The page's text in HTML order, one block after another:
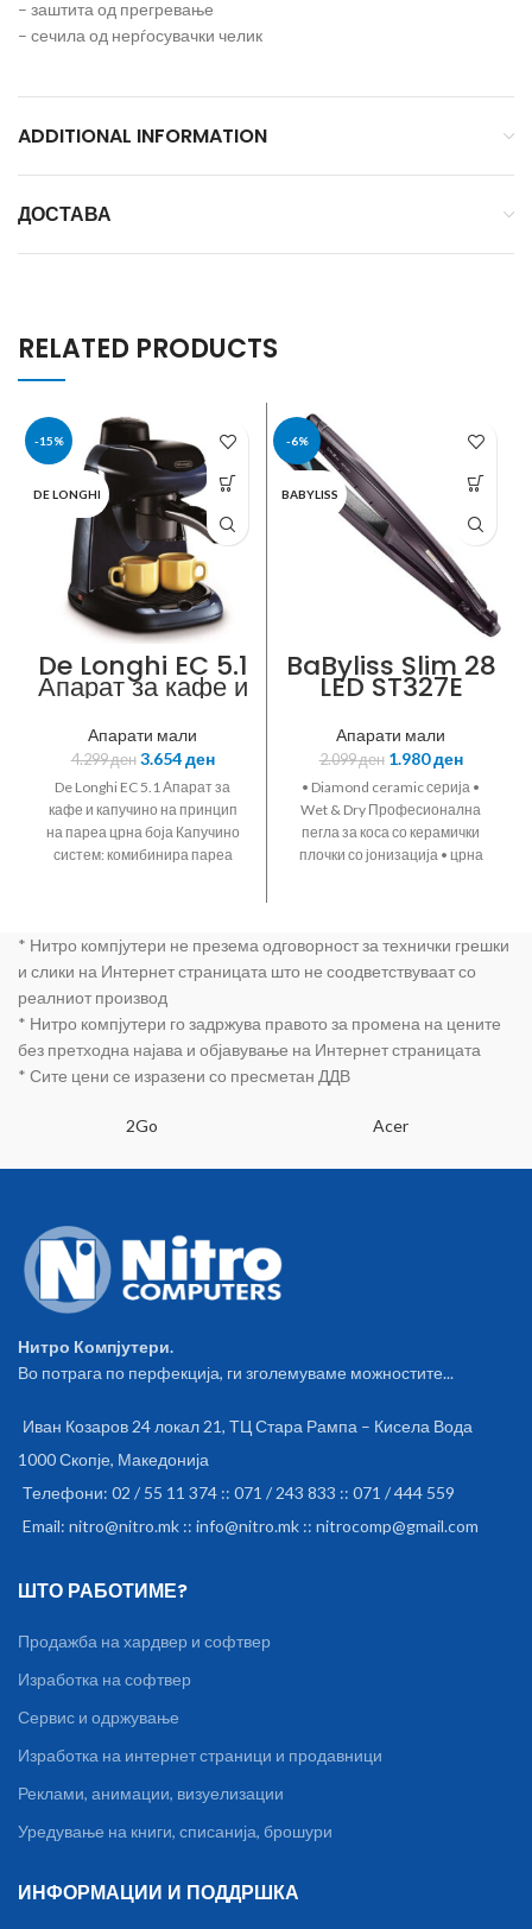
– заштита од прегревање
– сечила од нерѓосувачки челик
ADDITIONAL INFORMATION
ДОСТАВА
RELATED PRODUCTS
-15%
DE LONGHI
De Longhi EC 5.1
Апарат за кафе и
капучино на
принцип на
пареа црна боја
Апарати мали
4.299ден 3.654ден
De Longhi EC 5.1 Апарат за
кафе и капучино на принцип
на пареа црна боја Капучино
систем: комибинира пареа
случајно отворање
Варијабилна пареа која се
4 кафиња со еден резервоар
Вклучен адаптер за правење 2
кафиња одеднаш 800W
-6%
BABYLISS
BaByliss Slim 28
LED ST327E
Апарати мали
2.099ден 1.980ден
• Diamond ceramic серија •
Wet & Dry Професионална
пегла за коса со керамички
плочки со јонизација • црна
плочки• распоредување
подеднаква температура на
нивоа на одбирање на
температура од 140 до 235
степени • заклучување
* Нитро компјутери не презема одговорност за технички грешки
и слики на Интернет страницата што не соодветствуваат со
реалниот производ
* Нитро компјутери го задржува правото за промена на цените
без претходна најава и објавување на Интернет страницата
* Сите цени се изразени со пресметан ДДВ
2Go Acer
Нитро Компјутери.
Во потрага по перфекција, ги зголемуваме можностите...
Иван Козаров 24 локал 21, ТЦ Стара Рампа – Кисела Вода
1000 Скопје, Македонија
Телефони: 02 / 55 11 374 :: 071 / 243 833 :: 071 / 444 559
Email: nitro@nitro.mk :: info@nitro.mk :: nitrocomp@gmail.com
ШТО РАБОТИМЕ?
Продажба на хардвер и софтвер
Изработка на софтвер
Сервис и одржување
Изработка на интернет страници и продавници
Реклами, анимации, визуелизации
Уредување на книги, списанија, брошури
ИНФОРМАЦИИ И ПОДДРШКА